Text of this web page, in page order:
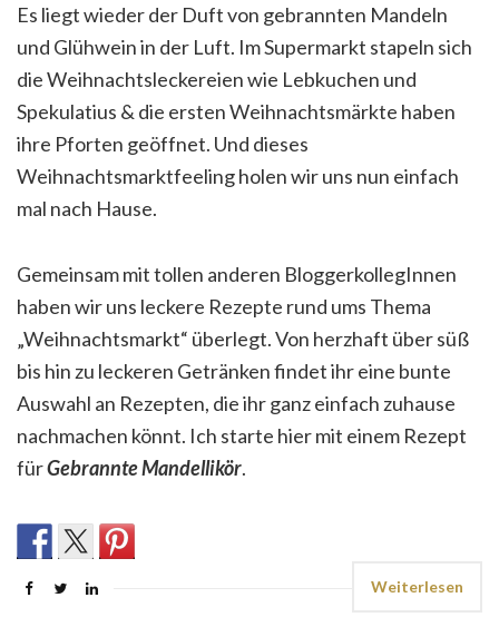
Es liegt wieder der Duft von gebrannten Mandeln
und Glühwein in der Luft. Im Supermarkt stapeln sich
die Weihnachtsleckereien wie Lebkuchen und
Spekulatius & die ersten Weihnachtsmärkte haben
ihre Pforten geöffnet. Und dieses
Weihnachtsmarktfeeling holen wir uns nun einfach
mal nach Hause.
Gemeinsam mit tollen anderen BloggerkollegInnen
haben wir uns leckere Rezepte rund ums Thema
„Weihnachtsmarkt“ überlegt. Von herzhaft über süß
bis hin zu leckeren Getränken findet ihr eine bunte
Auswahl an Rezepten, die ihr ganz einfach zuhause
nachmachen könnt. Ich starte hier mit einem Rezept
fürGebrannte Mandellikör.
Weiterlesen